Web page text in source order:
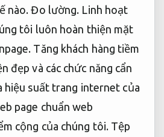
nào.Đo lường. Linh hoạt
tôi luôn hoàn thiện mặt
Tăng khách hàng tiềm
đẹp và các chức năng cẩn
hiệu suất trang internet của
page chuẩn web
cộng của chúng tôi. Tệp